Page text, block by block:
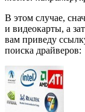
В этом случае,
и видеокарты, а
вам приведу
поиска драйверов: